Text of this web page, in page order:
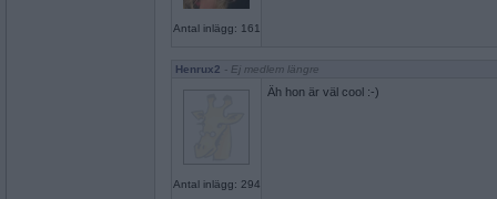
Antal inlägg: 161
Henrux2 - Ej medlem längre
Antal inlägg: 294
Äh hon är väl cool :-)